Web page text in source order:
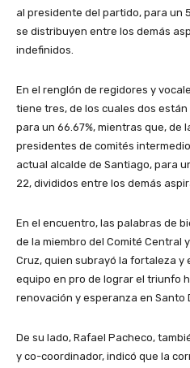
al presidente del partido, para un
se distribuyen entre los demás
indefinidos.
En el renglón de regidores y
tiene tres, de los cuales dos
para un 66.67%, mientras que, de
presidentes de comités
actual alcalde de Santiago, para
22, divididos entre los demás
En el encuentro, las palabras de
de la miembro del Comité Central
Cruz, quien subrayó la fortaleza
equipo en pro de lograr el triunfo
renovación y esperanza en Santo
De su lado, Rafael Pacheco,
y co-coordinador, indicó que la